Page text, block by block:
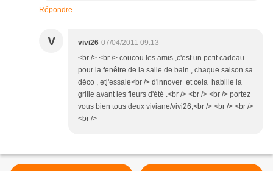
Répondre
V vivi26 07/04/2011 09:13
<br /> <br /> coucou les amis ,c'est un petit cadeau
pour la fenêtre de la salle de bain , chaque saison sa
déco , etj'essaie<br /> d'innover et cela habille la
grille avant les fleurs d'été .<br /> <br /> <br /> portez
vous bien tous deux viviane/vivi26,<br /> <br /> <br />
<br />